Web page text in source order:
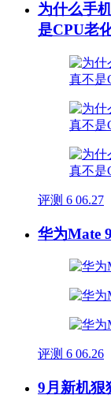
为什么手
是CPU老
评测 6 06.27
华为Mate
评测 6 06.26
9月新机狠